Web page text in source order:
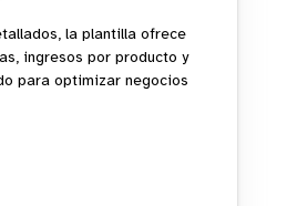
la plantilla ofrece
ingresos por producto y
para optimizar negocios